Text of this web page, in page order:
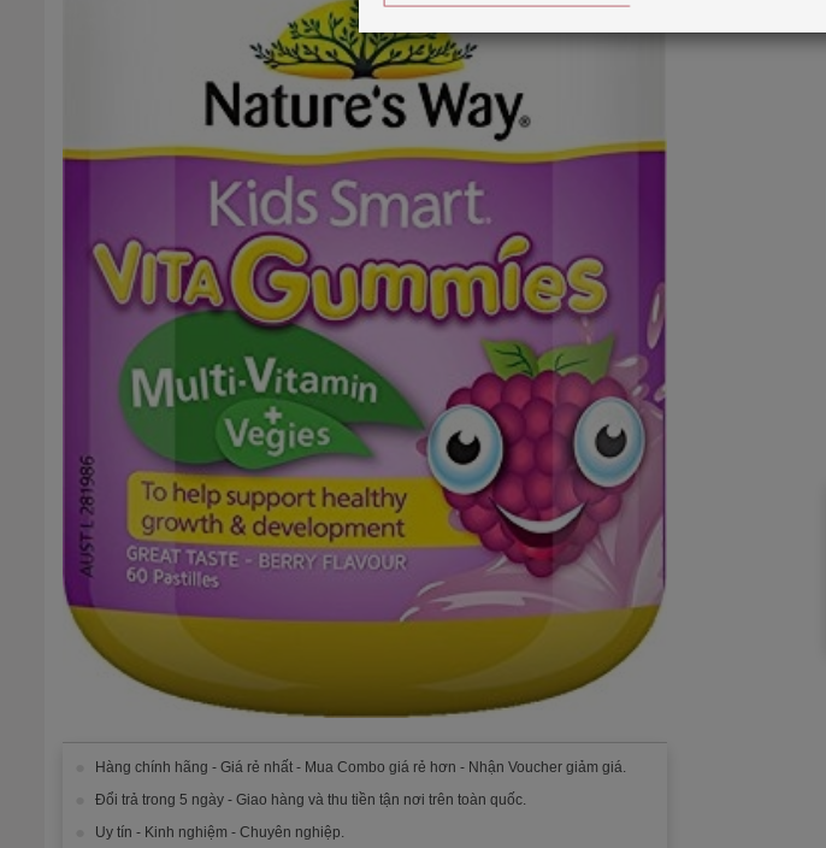
Hàng chính hãng - Giá rẻ nhất - Mua Combo giá rẻ hơn - Nhận Voucher giảm giá.
Đổi trả trong 5 ngày - Giao hàng và thu tiền tận nơi trên toàn quốc.
Uy tín - Kinh nghiệm - Chuyên nghiệp.